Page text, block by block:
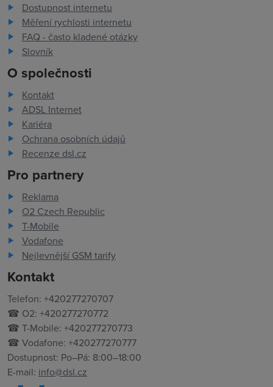
Dostupnost internetu
Měření rychlosti internetu
FAQ - často kladené otázky
Slovník
O společnosti
Kontakt
ADSL Internet
Kariéra
Ochrana osobních údajů
Recenze dsl.cz
Pro partnery
Reklama
O2 Czech Republic
T-Mobile
Vodafone
Nejlevnější GSM tarify
Kontakt
Telefon: +420277270707
☎ O2: +420277270772
☎ T-Mobile: +420277270773
☎ Vodafone: +420277270777
Dostupnost: Po–Pá: 8:00–18:00
E-mail: info@dsl.cz